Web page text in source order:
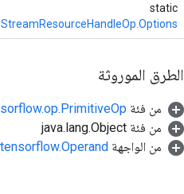
static
الطرق الموروثة
من فئة
من فئة java.lang.Object
من الواجهة